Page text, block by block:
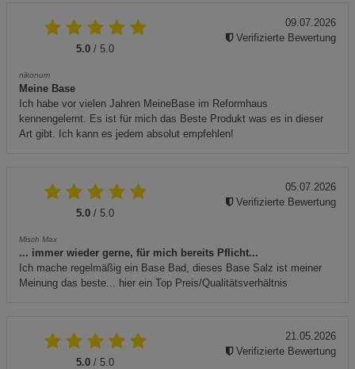
5.0 / 5.0
nikonum
Meine Base
Ich habe vor vielen Jahren MeineBase im Reformhaus
kennengelernt. Es ist für mich das Beste Produkt was es in dieser
Art gibt. Ich kann es jedem absolut empfehlen!
09.07.2026
Verifizierte Bewertung
5.0 / 5.0
Misch Max
... immer wieder gerne, für mich bereits Pflicht...
Ich mache regelmäßig ein Base Bad, dieses Base Salz ist meiner
Meinung das beste... hier ein Top Preis/Qualitätsverhältnis
05.07.2026
Verifizierte Bewertung
5.0 / 5.0
21.05.2026
Verifizierte Bewertung